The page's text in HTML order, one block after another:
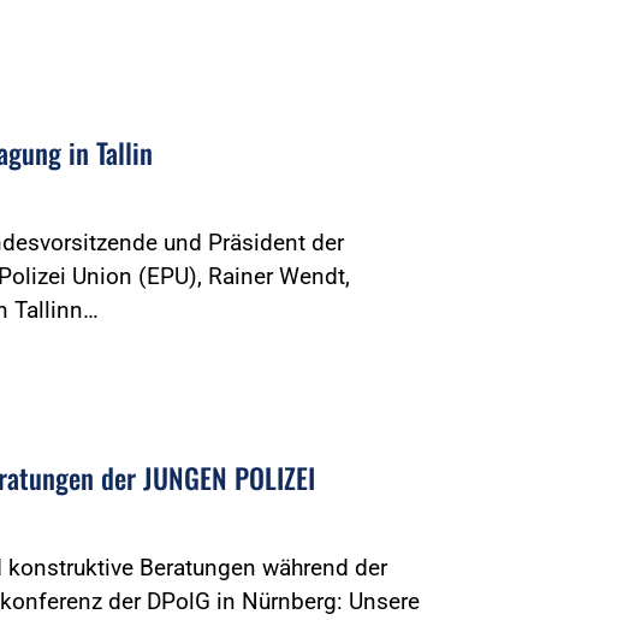
in Tallin
und Präsident der
Union (EPU), Rainer Wendt,
Tallinn…
der JUNGEN POLIZEI
konstruktive Beratungen während der
der DPolG in Nürnberg: Unsere